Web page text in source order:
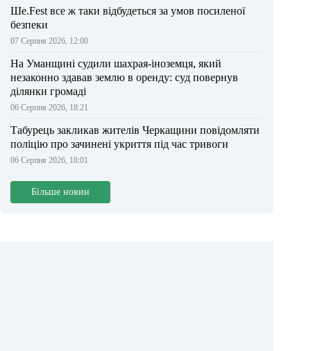
Ше.Fest все ж таки відбудеться за умов посиленої
безпеки
07 Серпня 2026, 12:00
На Уманщині судили шахрая-іноземця, який
незаконно здавав землю в оренду: суд повернув
ділянки громаді
06 Серпня 2026, 18:21
Табурець закликав жителів Черкащини повідомляти
поліцію про зачинені укриття під час тривоги
06 Серпня 2026, 18:01
Більше новин